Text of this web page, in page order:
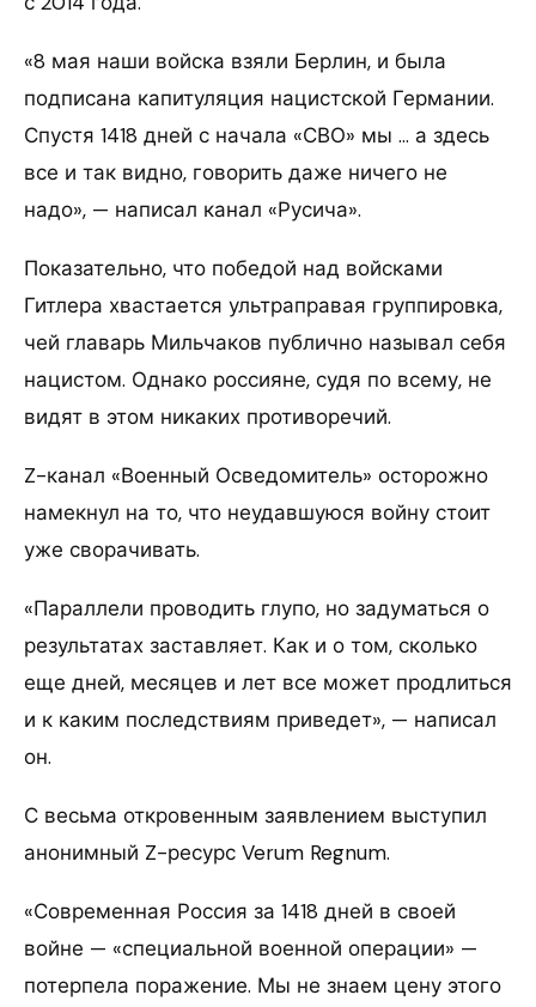
«8 мая наши войска взяли Берлин, и была
подписана капитуляция нацистской Германии.
Спустя 1418 дней с начала «СВО» мы … а здесь
все и так видно, говорить даже ничего не
надо», — написал канал «Русича».
Показательно, что победой над войсками
Гитлера хвастается ультраправая группировка,
чей главарь Мильчаков публично называл себя
нацистом. Однако россияне, судя по всему, не
видят в этом никаких противоречий.
Z-канал «Военный Осведомитель» осторожно
намекнул на то, что неудавшуюся войну стоит
уже сворачивать.
«Параллели проводить глупо, но задуматься о
результатах заставляет. Как и о том, сколько
еще дней, месяцев и лет все может продлиться
и к каким последствиям приведет», — написал
он.
С весьма откровенным заявлением выступил
анонимный Z-ресурс Verum Regnum.
«Современная Россия за 1418 дней в своей
войне — «специальной военной операции» —
потерпела поражение. Мы не знаем цену этого